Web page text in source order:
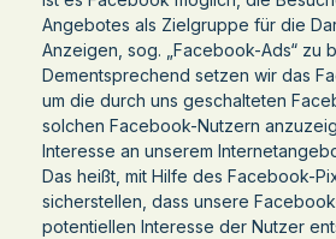
Angebotes als Zielgruppe für die
Anzeigen, sog. „Facebook-Ads“ zu
Dementsprechend setzen wir das
um die durch uns geschalteten
solchen Facebook-Nutzern
Interesse an unserem
Das heißt, mit Hilfe des Facebook-
sicherstellen, dass unsere
potentiellen Interesse der Nutzer